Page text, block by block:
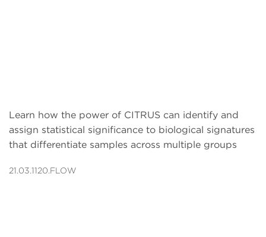
Learn how the power of CITRUS can identify and
assign statistical significance to biological signatures
that differentiate samples across multiple groups
21.03.1120.FLOW